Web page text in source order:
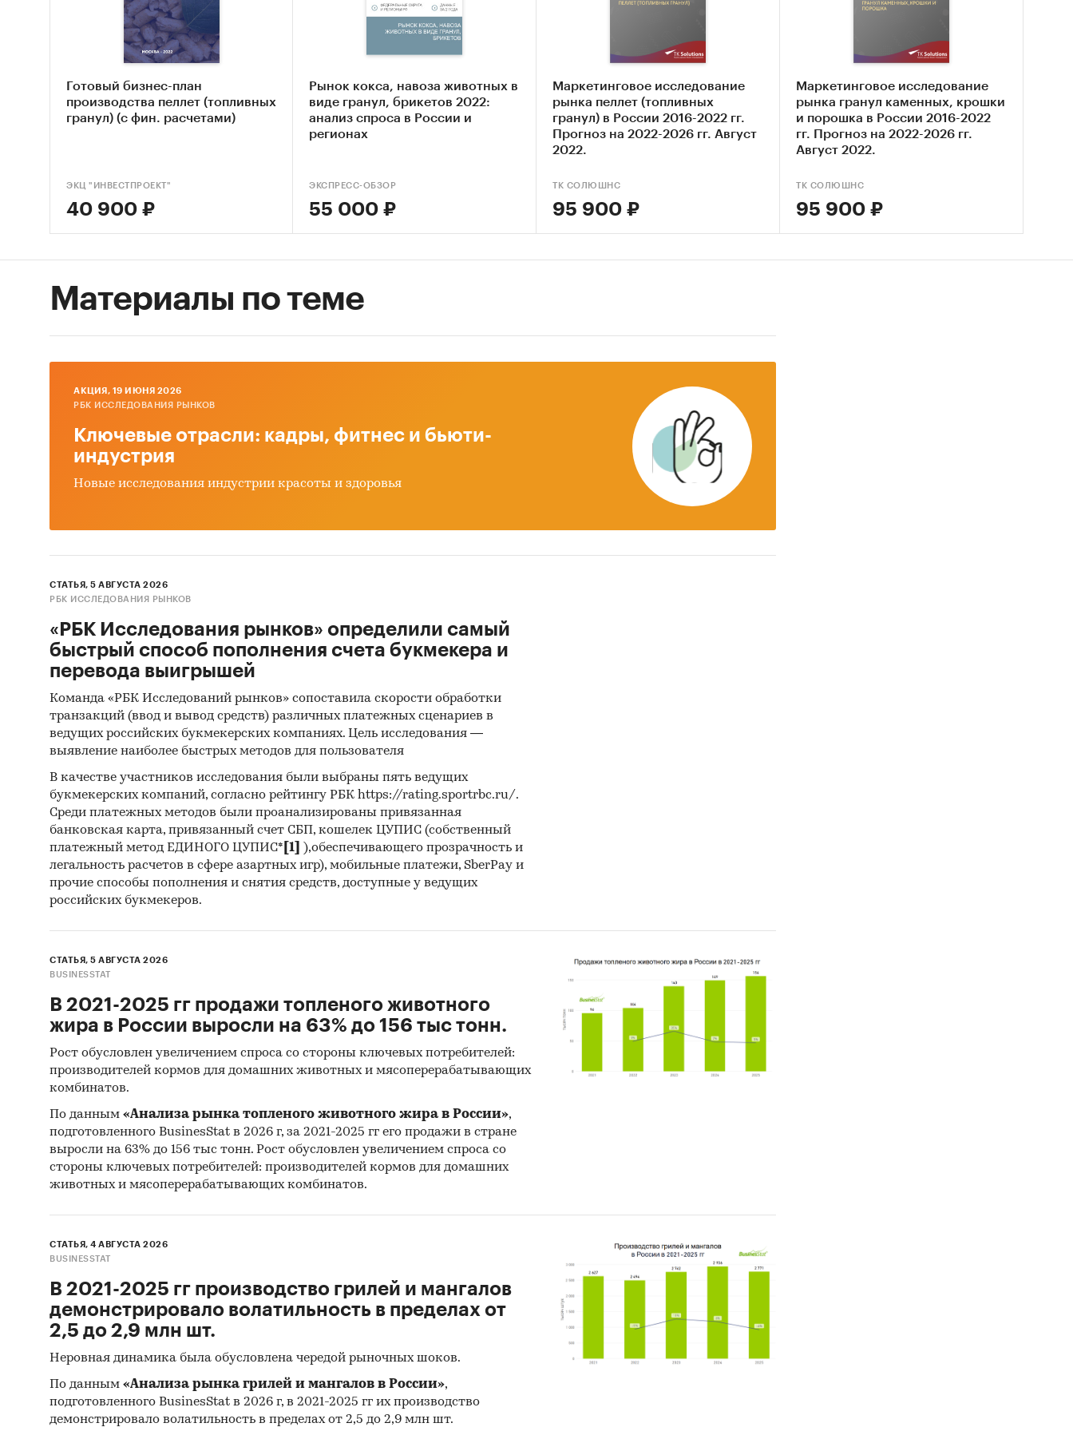
`ВЯТСКИЙ ФАНЕРНЫЙ КОМБИНАТ`, ООО `ДОЦ ПЛЮС`, ООО `ДУН
ДА`, ООО `ИКЕА ИНДАСТРИ ТИХВИН`, ООО `ИНЖЕНЕРНЫЙ
Единицы измерения:
Количественные показатели в отчете рассчитаны в тоннах,
стоимостные - в долларах
РФ, федеральные округа и регионы РФ, страны мира
Категории:
Россия
Готовый бизнес-план
производства пеллет (топливных
гранул) (с фин. расчетами)
ЭКЦ "ИНВЕСТПРОЕКТ"
40 900 ₽
Рынок кокса, навоза животных в
виде гранул, брикетов 2022:
анализ спроса в России и
регионах
ЭКСПРЕСС-ОБЗОР
55 000 ₽
Маркетинговое исследование
рынка пеллет (топливных
гранул) в России 2016-2022 гг.
Прогноз на 2022-2026 гг. Август
2022.
ТК СОЛЮШНС
95 900 ₽
Маркетинговое исследование
рынка гранул каменных, крошки
и порошка в России 2016-2022
гг. Прогноз на 2022-2026 гг.
Август 2022.
ТК СОЛЮШНС
95 900 ₽
Материалы по теме
AКЦИЯ, 19 ИЮНЯ 2026
РБК ИССЛЕДОВАНИЯ РЫНКОВ
Ключевые отрасли: кадры, фитнес и бьюти-
индустрия
Новые исследования индустрии красоты и здоровья
СТАТЬЯ, 5 АВГУСТА 2026
РБК ИССЛЕДОВАНИЯ РЫНКОВ
«РБК Исследования рынков» определили самый
быстрый способ пополнения счета букмекера и
перевода выигрышей
Команда «РБК Исследований рынков» сопоставила скорости обработки
транзакций (ввод и вывод средств) различных платежных сценариев в
ведущих российских букмекерских компаниях. Цель исследования —
выявление наиболее быстрых методов для пользователя
В качестве участников исследования были выбраны пять ведущих
букмекерских компаний, согласно рейтингу РБК https://rating.sportrbc.ru/.
Среди платежных методов были проанализированы привязанная
банковская карта, привязанный счет СБП, кошелек ЦУПИС (собственный
платежный метод ЕДИНОГО ЦУПИС* [1]
),обеспечивающего прозрачность и
легальность расчетов в сфере азартных игр), мобильные платежи, SberPay и
прочие способы пополнения и снятия средств, доступные у ведущих
российских букмекеров.
СТАТЬЯ, 5 АВГУСТА 2026
BUSINESSTAT
В 2021-2025 гг продажи топленого животного
жира в России выросли на 63% до 156 тыс тонн.
Рост обусловлен увеличением спроса со стороны ключевых потребителей:
производителей кормов для домашних животных и мясоперерабатывающих
комбинатов.
По данным «Анализа рынка топленого животного жира в России»,
подготовленного BusinesStat в 2026 г, за 2021-2025 гг его продажи в стране
выросли на 63% до 156 тыс тонн. Рост обусловлен увеличением спроса со
стороны ключевых потребителей: производителей кормов для домашних
животных и мясоперерабатывающих комбинатов.
СТАТЬЯ, 4 АВГУСТА 2026
BUSINESSTAT
В 2021-2025 гг производство грилей и мангалов
демонстрировало волатильность в пределах от
2,5 до 2,9 млн шт.
Неровная динамика была обусловлена чередой рыночных шоков.
По данным «Анализа рынка грилей и мангалов в России»,
подготовленного BusinesStat в 2026 г, в 2021-2025 гг их производство
демонстрировало волатильность в пределах от 2,5 до 2,9 млн шт.